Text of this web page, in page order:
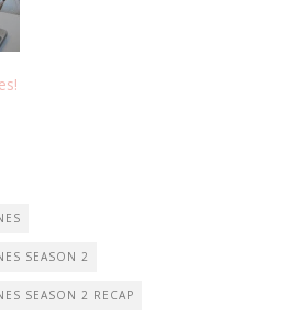
SEASON 2
SEASON 2 RECAP